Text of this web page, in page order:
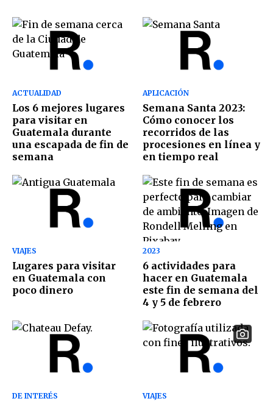
ACTUALIDAD
Los 6 mejores lugares
para visitar en
Guatemala durante
una escapada de fin de
semana
APLICACIÓN
Semana Santa 2023:
Cómo conocer los
recorridos de las
procesiones en línea y
en tiempo real
VIAJES
Lugares para visitar
en Guatemala con
poco dinero
2023
6 actividades para
hacer en Guatemala
este fin de semana del
4 y 5 de febrero
DE INTERÉS VIAJES